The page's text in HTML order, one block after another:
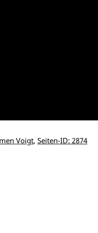
Voigt, Seiten-ID: 2874